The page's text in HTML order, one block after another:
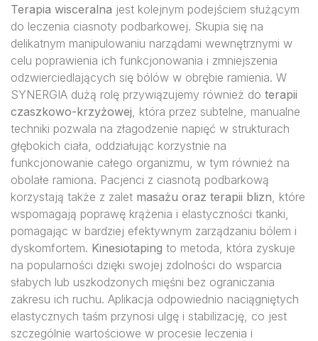
Terapia wisceralna jest kolejnym podejściem służącym
do leczenia ciasnoty podbarkowej. Skupia się na
delikatnym manipulowaniu narządami wewnętrznymi w
celu poprawienia ich funkcjonowania i zmniejszenia
odzwierciedlających się bólów w obrębie ramienia. W
SYNERGIA dużą rolę przywiązujemy również do terapii
czaszkowo-krzyżowej, która przez subtelne, manualne
techniki pozwala na złagodzenie napięć w strukturach
głębokich ciała, oddziałując korzystnie na
funkcjonowanie całego organizmu, w tym również na
obolałe ramiona. Pacjenci z ciasnotą podbarkową
korzystają także z zalet masażu oraz terapii blizn, które
wspomagają poprawę krążenia i elastyczności tkanki,
pomagając w bardziej efektywnym zarządzaniu bólem i
dyskomfortem. Kinesiotaping to metoda, która zyskuje
na popularności dzięki swojej zdolności do wsparcia
słabych lub uszkodzonych mięśni bez ograniczania
zakresu ich ruchu. Aplikacja odpowiednio naciągniętych
elastycznych taśm przynosi ulgę i stabilizację, co jest
szczególnie wartościowe w procesie leczenia i